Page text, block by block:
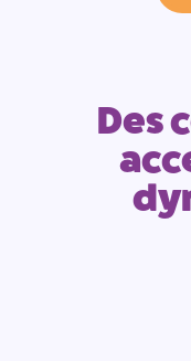
Des